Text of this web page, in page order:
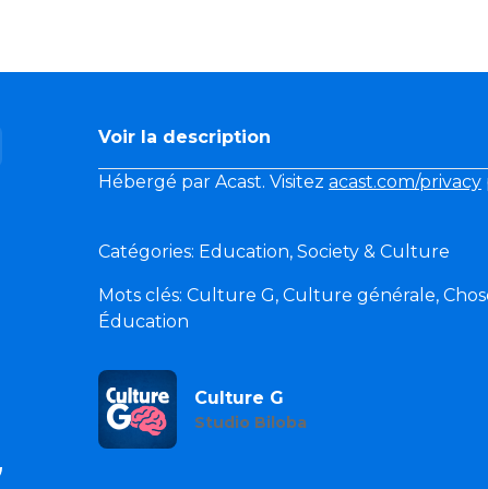
Voir la description
Hébergé par Acast. Visitez acast.com/privacy
Catégories: Education, Society & Culture
Mots clés: Culture G, Culture générale,
Éducation
Culture G
Studio Biloba